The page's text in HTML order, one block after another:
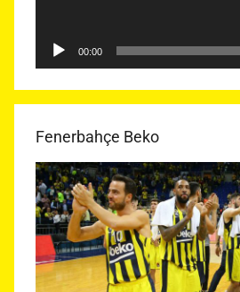
00:00
Fenerbahçe Beko